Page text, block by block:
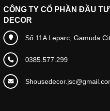
CÔNG TY CỔ PHẦN ĐẦU
DECOR
Số 11A Leparc, Gamuda
0385.577.299